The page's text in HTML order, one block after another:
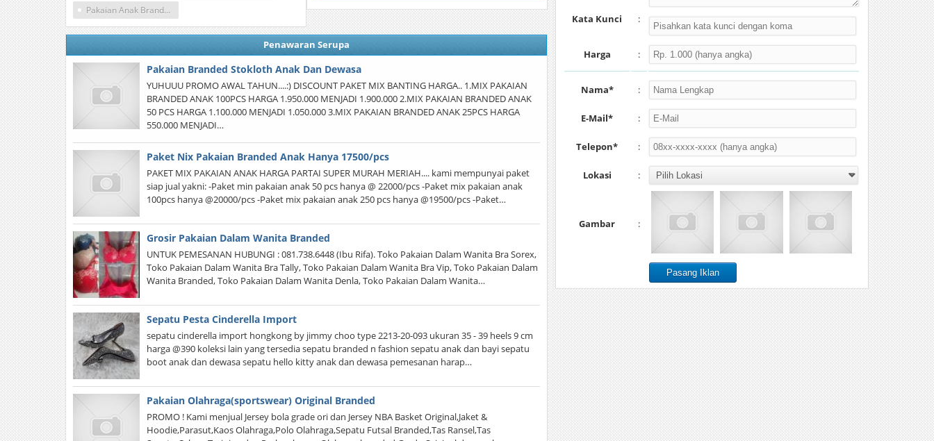
Pakaian Anak Branded
Penawaran Serupa
Pakaian Branded Stokloth Anak Dan Dewasa
YUHUUU PROMO AWAL TAHUN....:) DISCOUNT PAKET MIX BANTING HARGA.. 1.MIX PAKAIAN
BRANDED ANAK 100PCS HARGA 1.950.000 MENJADI 1.900.000 2.MIX PAKAIAN BRANDED ANAK
50 PCS HARGA 1.100.000 MENJADI 1.050.000 3.MIX PAKAIAN BRANDED ANAK 25PCS HARGA
550.000 MENJADI…
Paket Nix Pakaian Branded Anak Hanya 17500/pcs
PAKET MIX PAKAIAN ANAK HARGA PARTAI SUPER MURAH MERIAH.... kami mempunyai paket
siap jual yakni: -Paket min pakaian anak 50 pcs hanya @ 22000/pcs -Paket mix pakaian anak
100pcs hanya @20000/pcs -Paket mix pakaian anak 250 pcs hanya @19500/pcs -Paket…
Grosir Pakaian Dalam Wanita Branded
UNTUK PEMESANAN HUBUNGI : 081.738.6448 (Ibu Rifa). Toko Pakaian Dalam Wanita Bra Sorex,
Toko Pakaian Dalam Wanita Bra Tally, Toko Pakaian Dalam Wanita Bra Vip, Toko Pakaian Dalam
Wanita Branded, Toko Pakaian Dalam Wanita Denla, Toko Pakaian Dalam Wanita…
Sepatu Pesta Cinderella Import
sepatu cinderella import hongkong by jimmy choo type 2213-20-093 ukuran 35 - 39 heels 9 cm
harga @390 koleksi lain yang tersedia sepatu branded n fashion sepatu anak dan bayi sepatu
boot anak dan dewasa sepatu hello kitty anak dan dewasa pemesanan harap…
Pakaian Olahraga(sportswear) Original Branded
PROMO ! Kami menjual Jersey bola grade ori dan Jersey NBA Basket Original,Jaket &
Hoodie,Parasut,Kaos Olahraga,Polo Olahraga,Sepatu Futsal Branded,Tas Ransel,Tas
Kata Kunci :
Harga :
Nama* :
E-Mail* :
Telepon* :
Lokasi :
Gambar :